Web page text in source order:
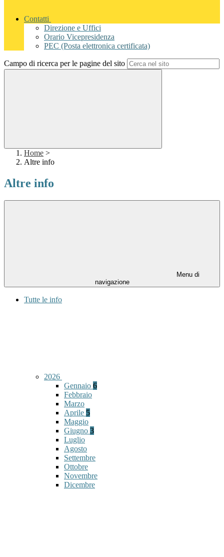
Contatti
Direzione e Uffici
Orario Vicepresidenza
PEC (Posta elettronica certificata)
Campo di ricerca per le pagine del sito
Home >
Altre info
Altre info
Menu di
navigazione
Tutte le info
2026
Gennaio 6
Febbraio
Marzo
Aprile 5
Maggio
Giugno 3
Luglio
Agosto
Settembre
Ottobre
Novembre
Dicembre